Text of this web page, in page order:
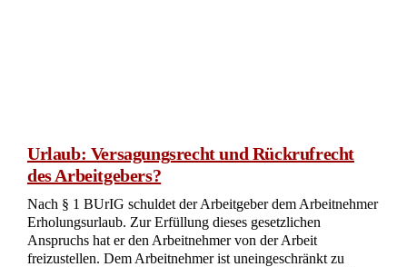
Urlaub: Versagungsrecht und Rückrufrecht
des Arbeitgebers?
Nach § 1 BUrIG schuldet der Arbeitgeber dem Arbeitnehmer
Erholungsurlaub. Zur Erfüllung dieses gesetzlichen
Anspruchs hat er den Arbeitnehmer von der Arbeit
freizustellen. Dem Arbeitnehmer ist uneingeschränkt zu